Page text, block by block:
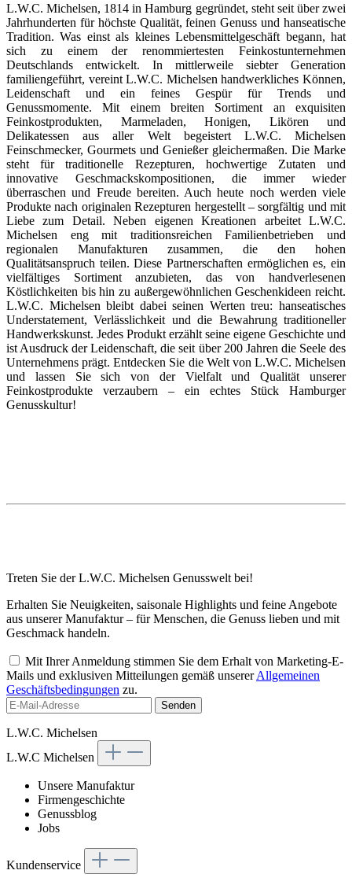
L.W.C. Michelsen, 1814 in Hamburg gegründet, steht seit über zwei
Jahrhunderten für höchste Qualität, feinen Genuss und hanseatische
Tradition. Was einst als kleines Lebensmittelgeschäft begann, hat
sich zu einem der renommiertesten Feinkostunternehmen
Deutschlands entwickelt. In mittlerweile siebter Generation
familiengeführt, vereint L.W.C. Michelsen handwerkliches Können,
Leidenschaft und ein feines Gespür für Trends und
Genussmomente. Mit einem breiten Sortiment an exquisiten
Feinkostprodukten, Marmeladen, Honigen, Likören und
Delikatessen aus aller Welt begeistert L.W.C. Michelsen
Feinschmecker, Gourmets und Genießer gleichermaßen. Die Marke
steht für traditionelle Rezepturen, hochwertige Zutaten und
innovative Geschmackskompositionen, die immer wieder
überraschen und Freude bereiten. Auch heute noch werden viele
Produkte nach originalen Rezepturen hergestellt – sorgfältig und mit
Liebe zum Detail. Neben eigenen Kreationen arbeitet L.W.C.
Michelsen eng mit traditionsreichen Familienbetrieben und
regionalen Manufakturen zusammen, die den hohen
Qualitätsanspruch teilen. Diese Partnerschaften ermöglichen es, ein
vielfältiges Sortiment anzubieten, das von handverlesenen
Köstlichkeiten bis hin zu außergewöhnlichen Geschenkideen reicht.
L.W.C. Michelsen bleibt dabei seinen Werten treu: hanseatisches
Understatement, Verlässlichkeit und die Bewahrung traditioneller
Handwerkskunst. Jedes Produkt erzählt seine eigene Geschichte und
ist Ausdruck der Leidenschaft, die seit über 200 Jahren die Seele des
Unternehmens prägt. Entdecken Sie die Welt von L.W.C. Michelsen
und lassen Sie sich von der Vielfalt und Qualität unserer
Feinkostprodukte verzaubern – ein echtes Stück Hamburger
Genusskultur!
Treten Sie der L.W.C. Michelsen Genusswelt bei!
Erhalten Sie Neuigkeiten, saisonale Highlights und feine Angebote
aus unserer Manufaktur – für Menschen, die Genuss lieben und mit
Geschmack handeln.
Mit Ihrer Anmeldung stimmen Sie dem Erhalt von Marketing-E-
Mails und exklusiven Mitteilungen gemäß unsererAllgemeinen
Geschäftsbedingungen zu.
Senden
L.W.C. Michelsen
L.W.C Michelsen
Unsere Manufaktur
Firmengeschichte
Genussblog
Jobs
Kundenservice